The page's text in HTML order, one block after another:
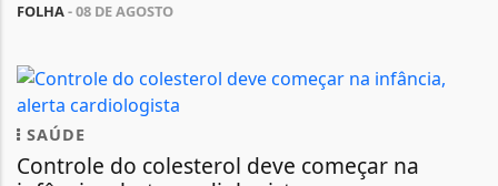
FOLHA- 08 DE AGOSTO
SAÚDE
Controle do colesterol deve começar na